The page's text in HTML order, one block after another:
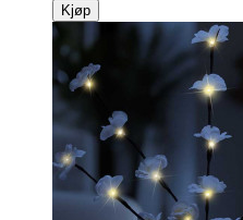
Kjøp